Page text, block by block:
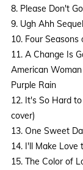
8. Please Don't Go
9. Ugh Ahh
10. Four Seasons
11. A Change Is
American
Purple Rain
12. It's So Hard
cover)
13. One Sweet
14. I'll Make Love
15. The Color of